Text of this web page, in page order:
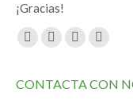
¡Gracias!
Encuéntranos en:
Facebook
opens
Twitter
opens
YouTube
opensopens
CONTACTA CON